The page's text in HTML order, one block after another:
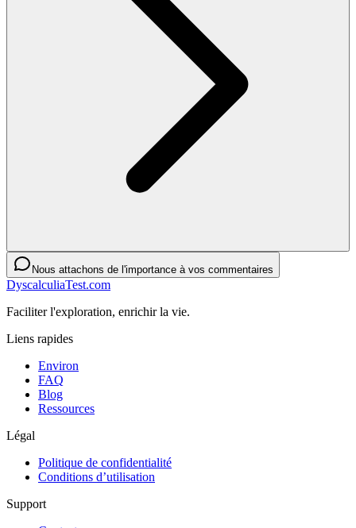
Nous attachons de l'importance à vos commentaires
DyscalculiaTest.com
Faciliter l'exploration, enrichir la vie.
Liens rapides
Environ
FAQ
Blog
Ressources
Légal
Politique de confidentialité
Conditions d’utilisation
Support